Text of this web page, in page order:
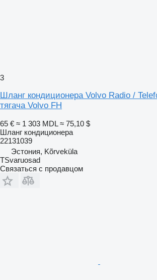
3
Шланг кондиционера Volvo Radio /
тягача Volvo FH
65 € ≈ 1 303 MDL ≈ 75,10 $
Шланг кондиционера
22131039
Эстония, Kõrveküla
TSvaruosad
Связаться с продавцом